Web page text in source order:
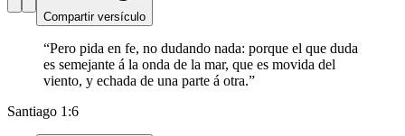
Compartir versículo
“Pero pida en fe, no dudando nada: porque el que duda
es semejante á la onda de la mar, que es movida del
viento, y echada de una parte á otra.”
Santiago 1:6